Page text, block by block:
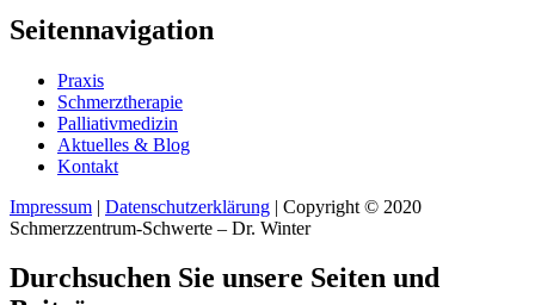
Seitennavigation
Praxis
Schmerztherapie
Palliativmedizin
Aktuelles & Blog
Kontakt
Impressum | Datenschutzerklärung | Copyright © 2020
Schmerzzentrum-Schwerte – Dr. Winter
Durchsuchen Sie unsere Seiten und